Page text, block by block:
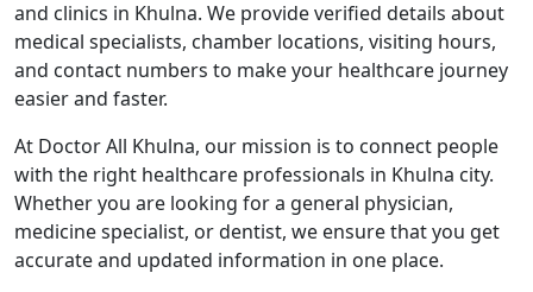
and clinics in Khulna. We provide verified details about
medical specialists, chamber locations, visiting hours,
and contact numbers to make your healthcare journey
easier and faster.
At Doctor All Khulna, our mission is to connect people
with the right healthcare professionals in Khulna city.
Whether you are looking for a general physician,
medicine specialist, or dentist, we ensure that you get
accurate and updated information in one place.